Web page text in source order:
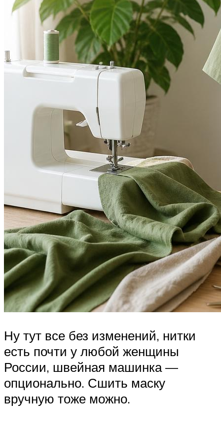
Ну тут все без изменений, нитки
есть почти у любой женщины
России, швейная машинка —
опционально. Сшить маску
вручную тоже можно.